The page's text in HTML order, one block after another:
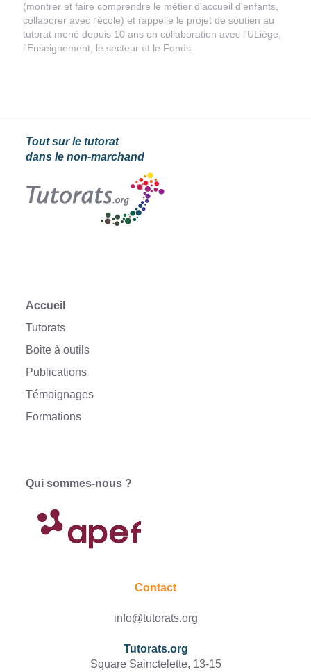
(montrer et faire comprendre le métier d'accueil d'enfants,
collaborer avec l'école) et rappelle le projet de soutien au
tutorat mené depuis 10 ans en collaboration avec l'ULiège,
l'Enseignement, le secteur et le Fonds.
Tout sur le tutorat
dans le non-marchand
Accueil
Tutorats
Boite à outils
Publications
Témoignages
Formations
Qui sommes-nous ?
Contact
info@tutorats.org
Tutorats.org
Square Sainctelette, 13-15